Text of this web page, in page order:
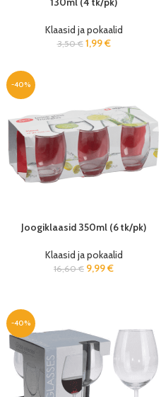
Klaasid ja pokaalid
3,50€ 1,99€
-40%
Joogiklaasid 350ml (6 tk/pk)
Klaasid ja pokaalid
16,60€ 9,99€
-40%